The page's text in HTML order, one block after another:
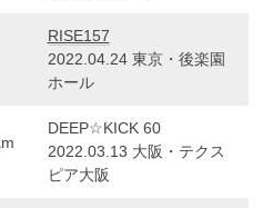
RISE157
2022.04.24 東京・後楽園
ホール
DEEP☆KICK 60
2022.03.13 大阪・テクス
ピア大阪